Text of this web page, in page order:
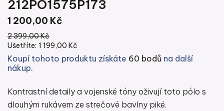
212PO1575P173
1 200,00 Kč
2 399,00 Kč
Ušetříte: 1 199,00 Kč
Koupí tohoto produktu získáte 60 bodů na další
nákup.
Kontrastní detaily a vojenské tóny oživují toto pólo s
dlouhým rukávem ze strečové bavlny piké.